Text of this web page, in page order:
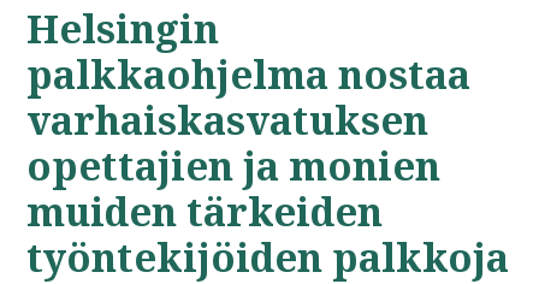
Helsingin
palkkaohjelma nostaa
varhaiskasvatuksen
opettajien ja monien
muiden tärkeiden
työntekijöiden palkkoja